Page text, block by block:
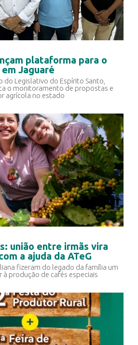
plataforma para o
Jaguaré
do Legislativo do Espírito Santo,
o monitoramento de propostas e
agrícola no estado
união entre irmãs vira
a ajuda da ATeG
fizeram do legado da família um
à produção de cafés especiais